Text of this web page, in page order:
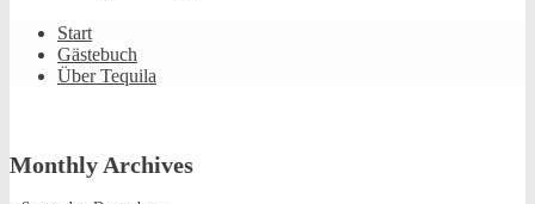
Start
Gästebuch
Über Tequila
Monthly Archives